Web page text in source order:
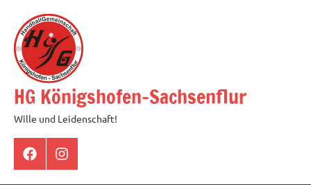
Inhalt
springen
HG Königshofen-Sachsenflur
Wille und Leidenschaft!
FacebookInstagram